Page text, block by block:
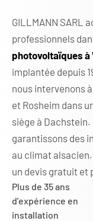
GILLMANN SARL
professionnels
photovoltaïques à
implantée depuis
nous intervenons
et Rosheim dans
siège à
garantissons des
au climat
un devis gratuit et
Plus de 35 ans
d’expérience en
installation